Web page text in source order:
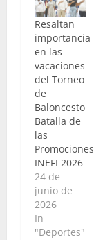
Resaltan
importancia
en las
vacaciones
del Torneo
de
Baloncesto
Batalla de
las
Promociones
INEFI 2026
24 de
junio de
2026
In
"Deportes"